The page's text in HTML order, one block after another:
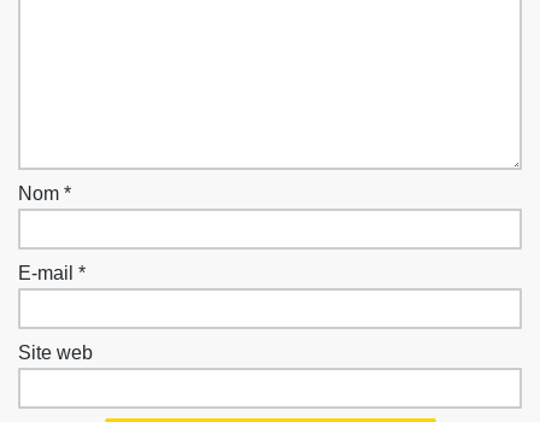
Nom *
E-mail *
Site web